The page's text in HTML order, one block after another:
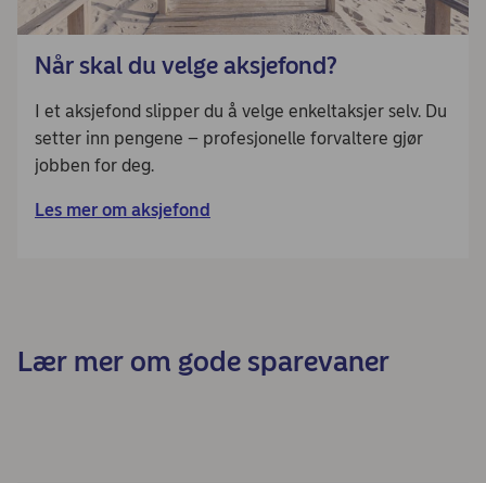
Når skal du velge aksjefond?
I et aksjefond slipper du å velge enkeltaksjer selv. Du
setter inn pengene – profesjonelle forvaltere gjør
jobben for deg.
Les mer om aksjefond
Lær mer om gode sparevaner